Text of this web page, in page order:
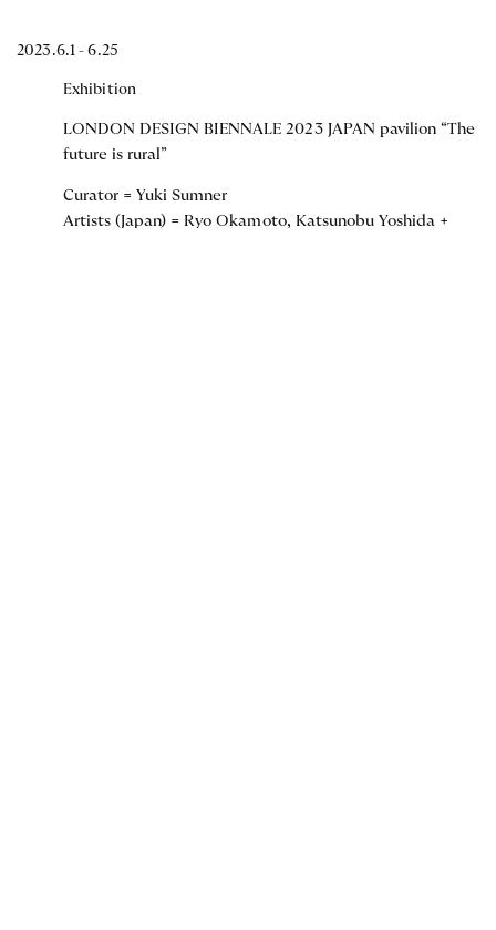
2023.6.1 - 6.25
Exhibition
LONDON DESIGN BIENNALE 2023 JAPAN pavilion “The
future is rural”
Curator = Yuki Sumner
Artists (Japan) = Ryo Okamoto, Katsunobu Yoshida +